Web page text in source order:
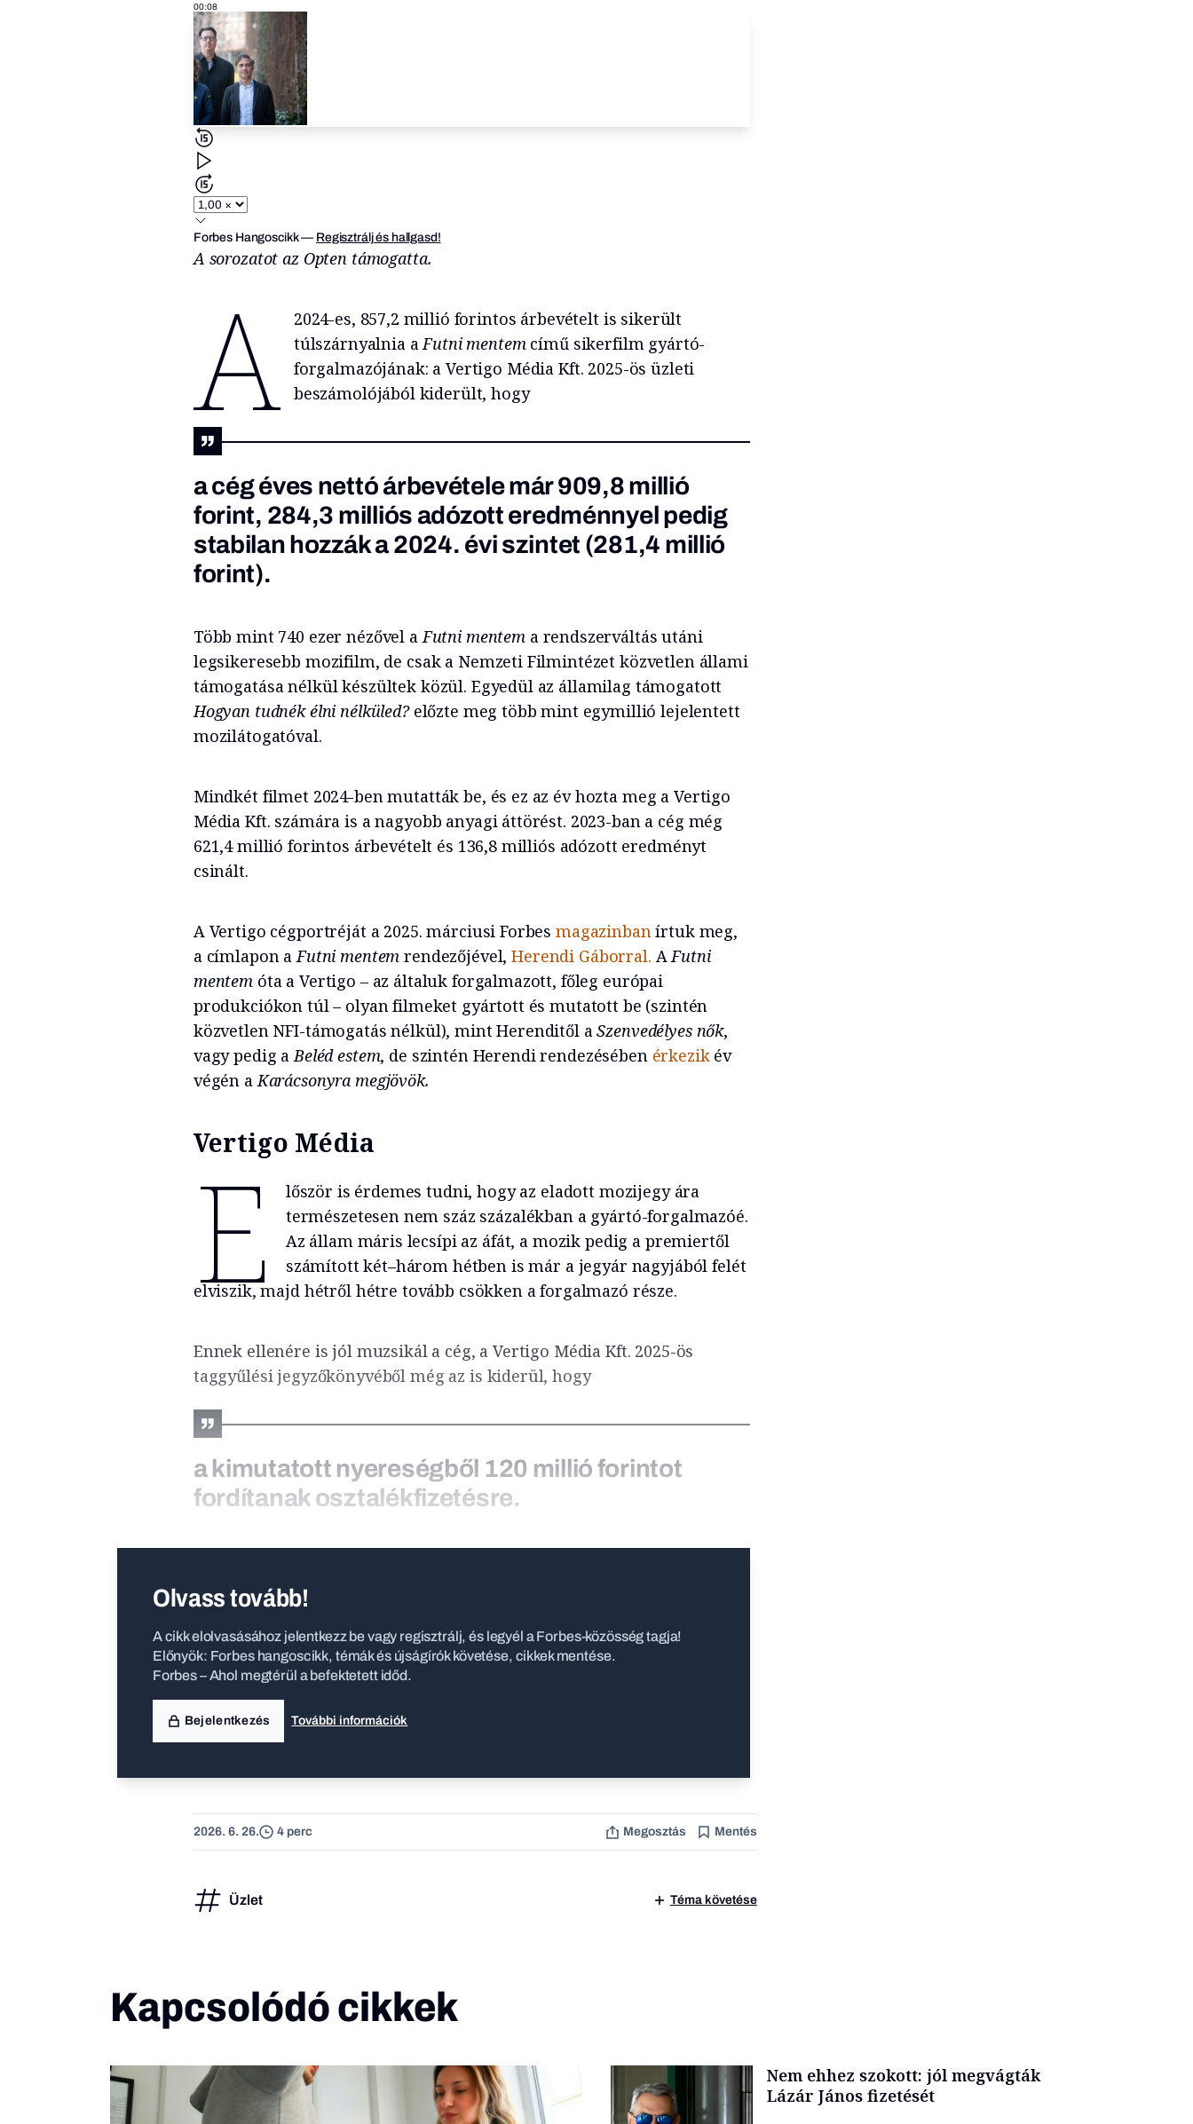
00:08
Forbes Hangoscikk— Regisztrálj és hallgasd!
A sorozatot az Opten támogatta.
A
2024-es, 857,2 millió forintos árbevételt is sikerült
túlszárnyalnia a Futni mentemcímű sikerfilm gyártó-
forgalmazójának: a Vertigo Média Kft. 2025-ös üzleti
beszámolójából kiderült, hogy
a cég éves nettó árbevétele már 909,8 millió
forint, 284,3 milliós adózott eredménnyel pedig
stabilan hozzák a 2024. évi szintet (281,4 millió
forint).
Több mint 740 ezer nézővel a Futni mentema rendszerváltás utáni
legsikeresebb mozifilm, de csak a Nemzeti Filmintézet közvetlen állami
támogatása nélkül készültek közül. Egyedül az államilag támogatott
Hogyan tudnék élni nélküled?előzte meg több mint egymillió lejelentett
mozilátogatóval.
Mindkét filmet 2024-ben mutatták be, és ez az év hozta meg a Vertigo
Média Kft. számára is a nagyobb anyagi áttörést. 2023-ban a cég még
621,4 millió forintos árbevételt és 136,8 milliós adózott eredményt
csinált.
A Vertigo cégportréját a 2025. márciusi Forbesmagazinban írtuk meg,
a címlapon a Futni mentem rendezőjével,Herendi Gáborral. A Futni
mentemóta a Vertigo – az általuk forgalmazott, főleg európai
produkciókon túl – olyan filmeket gyártott és mutatott be (szintén
közvetlen NFI-támogatás nélkül), mint Herenditől aSzenvedélyes nők,
vagy pedig a Beléd estem, de szintén Herendi rendezésében érkezik év
végén a Karácsonyra megjövök.
Vertigo Média
E
lőször is érdemes tudni, hogy az eladott mozijegy ára
természetesen nem száz százalékban a gyártó-forgalmazóé.
Az állam máris lecsípi az áfát, a mozik pedig a premiertől
számított két–három hétben is már a jegyár nagyjából felét
elviszik, majd hétről hétre tovább csökken a forgalmazó része.
Ennek ellenére is jól muzsikál a cég, a Vertigo Média Kft. 2025-ös
taggyűlési jegyzőkönyvéből még az is kiderül, hogy
a kimutatott nyereségből 120 millió forintot
fordítanak osztalékfizetésre.
Olvass tovább!
A cikk elolvasásához jelentkezz be vagy regisztrálj, és legyél a Forbes-közösség tagja!
Előnyök: Forbes hangoscikk, témák és újságírók követése, cikkek mentése.
Forbes – Ahol megtérül a befektetett időd.
Bejelentkezés További információk
2026. 6. 26. 4 perc Megosztás Mentés
Üzlet Téma követése
Kapcsolódó cikkek
Nem ehhez szokott: jól megvágták
Lázár János fizetését